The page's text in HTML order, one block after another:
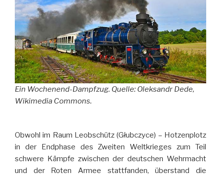
Ein Wochenend-Dampfzug. Quelle: Oleksandr Dede,
Wikimedia Commons.
Obwohl im Raum Leobschütz (Głubczyce) – Hotzenplotz
in der Endphase des Zweiten Weltkrieges zum Teil
schwere Kämpfe zwischen der deutschen Wehrmacht
und der Roten Armee stattfanden, überstand die